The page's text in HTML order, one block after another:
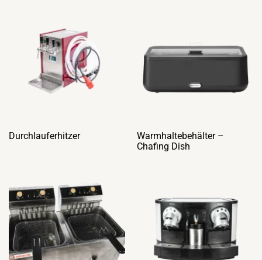
Durchlauferhitzer
Warmhaltebehälter –
Chafing Dish